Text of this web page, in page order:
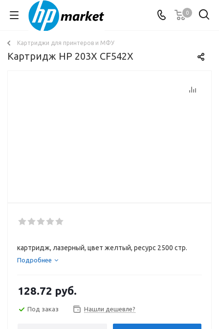
0
Картриджи для принтеров и МФУ
Картридж HP 203X CF542X
картридж, лазерный, цвет желтый, ресурс 2500 стр.
Подробнее
128.72 руб.
Под заказ Нашли дешевле?